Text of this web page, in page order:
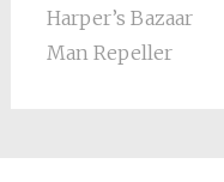
Harper’s Bazaar
Man Repeller